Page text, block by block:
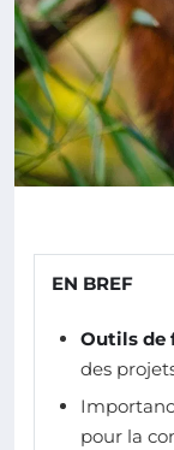
EN BREF
Outils de
des
pour la